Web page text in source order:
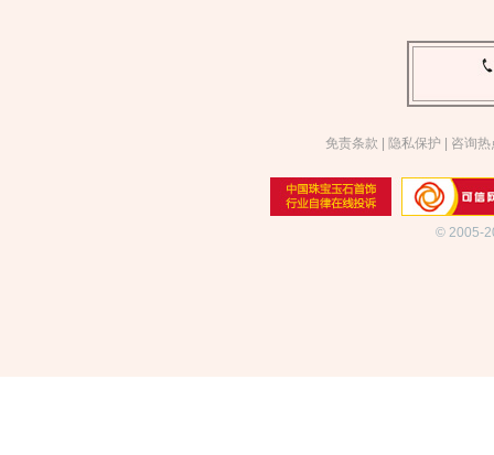
免责条款 隐私保护 咨询热
© 2005-